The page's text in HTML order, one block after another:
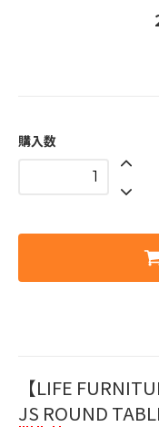
購入数
【LIFE
JS ROUND